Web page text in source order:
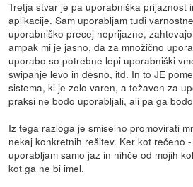
Tretja stvar je pa uporabniška prijaznost
aplikacije. Sam uporabljam tudi
uporabniško precej neprijazne,
ampak mi je jasno, da za množično
uporabo so potrebne lepi uporabniški
swipanje levo in desno, itd. In to JE
sistema, ki je zelo varen, a težaven za
praksi ne bodo uporabljali, ali pa ga
Iz tega razloga je smiselno promovirati
nekaj konkretnih rešitev. Ker kot rečeno
uporabljam samo jaz in nihče od mojih
kot ga ne bi imel.